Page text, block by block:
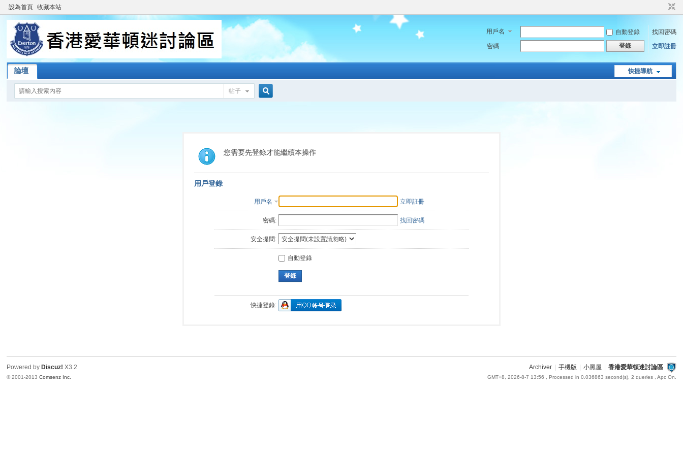
設為首頁 收藏本站
用戶名 自動登錄
找回密碼
密碼
登錄 立即註冊
快捷導航
論壇
帖子
索
您需要先登錄才能繼續本操作
用戶登錄
用戶名 立即註冊
密碼: 找回密碼
安全提問:
自動登錄
登錄
快捷登錄:
Archiver 手機版 小黑屋 香港愛華頓迷討論區
GMT+8, 2026-8-7 13:56 , Processed in 0.036863 second(s), 2 queries , Apc On.
Powered by Discuz! X3.2
© 2001-2013Comsenz Inc.